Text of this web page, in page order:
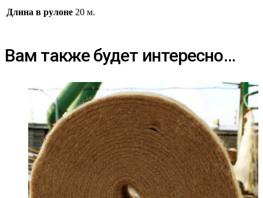
Длина в рулоне 20 м.
Вам также будет интересно…